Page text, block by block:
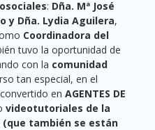
: Dña. Mª José
y Dña. Lydia Aguilera,
Coordinadora del
tuvo la oportunidad de
con la comunidad
tan especial, en el
enAGENTES DE
videotutoriales de la
(que también se están